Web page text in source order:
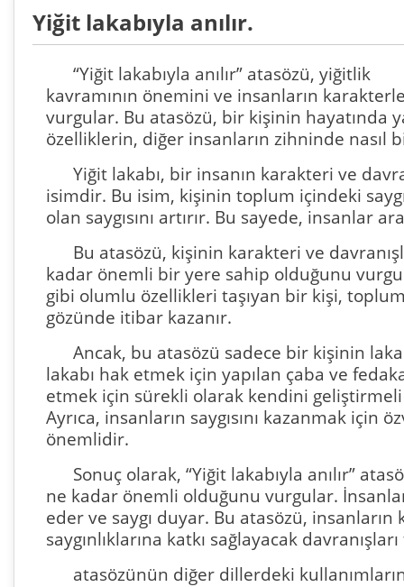
Yiğit lakabıyla anılır.
“Yiğit lakabıyla anılır” atasözü, yiğitlik
kavramının önemini ve insanların
vurgular. Bu atasözü, bir kişinin hayatında
özelliklerin, diğer insanların zihninde nasıl
Yiğit lakabı, bir insanın karakteri ve
isimdir. Bu isim, kişinin toplum içindeki
olan saygısını artırır. Bu sayede, insanlar
Bu atasözü, kişinin karakteri ve
kadar önemli bir yere sahip olduğunu
gibi olumlu özellikleri taşıyan bir kişi,
gözünde itibar kazanır.
Ancak, bu atasözü sadece bir kişinin
lakabı hak etmek için yapılan çaba ve
etmek için sürekli olarak kendini
Ayrıca, insanların saygısını kazanmak için
önemlidir.
Sonuç olarak, “Yiğit lakabıyla anılır”
ne kadar önemli olduğunu vurgular.
eder ve saygı duyar. Bu atasözü,
saygınlıklarına katkı sağlayacak
atasözünün diğer dillerdeki